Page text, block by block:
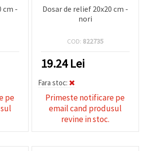
cm -
pe
Dosar de relief 20x20 cm -
nori
COD: 822735
19.24Lei
Fara stoc:
Primeste notificare pe
email cand produsul
revine in stoc.